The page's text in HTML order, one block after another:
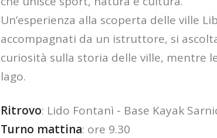
Un’esperienza alla scoperta delle ville
accompagnati da un istruttore, si
curiosità sulla storia delle ville, mentre
lago.
Ritrovo: Lido Fontanì - Base Kayak
Turno mattina: ore 9.30